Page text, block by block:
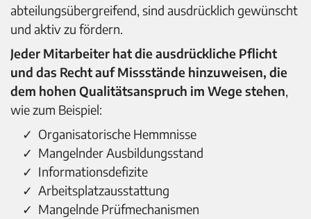
abteilungsübergreifend, sind ausdrücklich gewünscht
und aktiv zu fördern.
Jeder Mitarbeiter hat die ausdrückliche Pflicht
und das Recht auf Missstände hinzuweisen, die
dem hohen Qualitätsanspruch im Wege stehen,
wie zum Beispiel:
Organisatorische Hemmnisse
Mangelnder Ausbildungsstand
Informationsdefizite
Arbeitsplatzausstattung
Mangelnde Prüfmechanismen